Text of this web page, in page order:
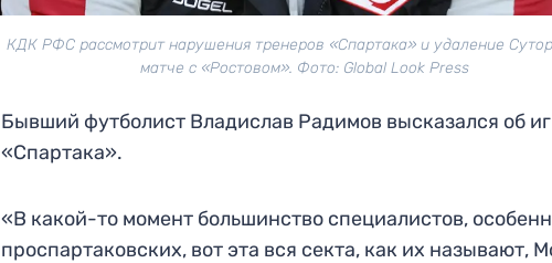
КДК РФС рассмотрит нарушения тренеров «Спартака» и удаление
матче с «Ростовом». Фото: Global Look Press
Бывший футболист Владислав Радимов высказался об
«Спартака».
«В какой-то момент большинство специалистов,
проспартаковских, вот эта вся секта, как их называют,